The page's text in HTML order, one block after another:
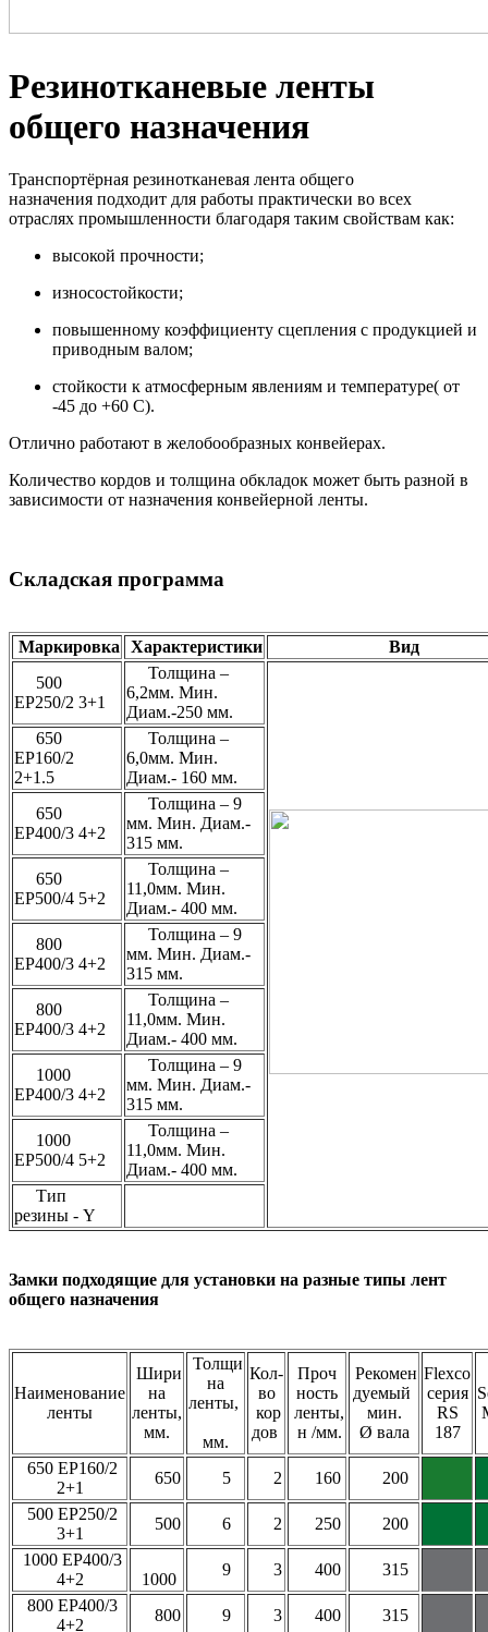
Резинотканевые ленты
общего назначения
Транспортёрная резинотканевая лента общего
назначения подходит для работы практически во всех
отраслях промышленности благодаря таким свойствам как:
высокой прочности;
износостойкости;
повышенному коэффициенту сцепления с продукцией и
приводным валом;
стойкости к атмосферным явлениям и температуре( от
-45 до +60 С).
Отлично работают в желобообразных конвейерах.
Количество кордов и толщина обкладок может быть разной в
зависимости от назначения конвейерной ленты.
Складская программа
Маркировка Характеристики
Вид
500
ЕР250/2 3+1
Толщина –
6,2мм. Мин.
Диам.-250 мм.
650
ЕР160/2
2+1.5
Толщина –
6,0мм. Мин.
Диам.- 160 мм.
650
ЕР400/3 4+2
Толщина – 9
мм. Мин. Диам.-
315 мм.
650
ЕР500/4 5+2
Толщина –
11,0мм. Мин.
Диам.- 400 мм.
800
ЕР400/3 4+2
Толщина – 9
мм. Мин. Диам.-
315 мм.
800
ЕР400/3 4+2
Толщина –
11,0мм. Мин.
Диам.- 400 мм.
1000
ЕР400/3 4+2
Толщина – 9
мм. Мин. Диам.-
315 мм.
1000
ЕР500/4 5+2
Толщина –
11,0мм. Мин.
Диам.- 400 мм.
Тип
резины - Y
Замки подходящие для установки на разные типы лент
общего назначения
Наименование
ленты
Шири
на
ленты,
мм.
Толщи
на
ленты,
мм.
Кол-
во
кор
дов
Проч
ность
ленты,
н /мм.
Рекомен
дуемый
мин.
Ø вала
Flexco
серия
RS
187
650 EP160/2
2+1
650 5 2 160
200
500 EP250/2
3+1
500 6 2 250
200
1000 EP400/3
4+2
1000
9 3 400
315
800 EP400/3
4+2
800 9 3 400 315